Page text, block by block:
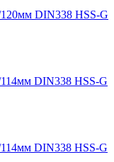
DIN338 HSS-G
DIN338 HSS-G
DIN338 HSS-G